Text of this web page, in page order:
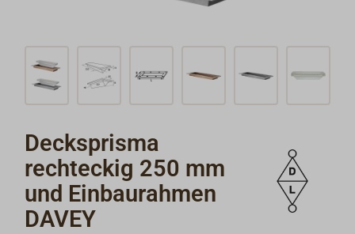
Decksprisma
rechteckig 250 mm
und Einbaurahmen
DAVEY